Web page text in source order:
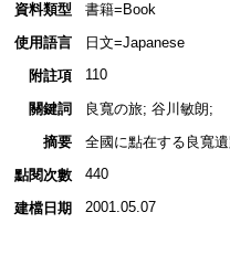
資料類型
書籍=Book
使用語言
日文=Japanese
附註項
110
關鍵詞
良寬の旅; 谷川敏朗;
摘要
全國に點在する良寬
點閱次數
440
建檔日期 2001.05.07